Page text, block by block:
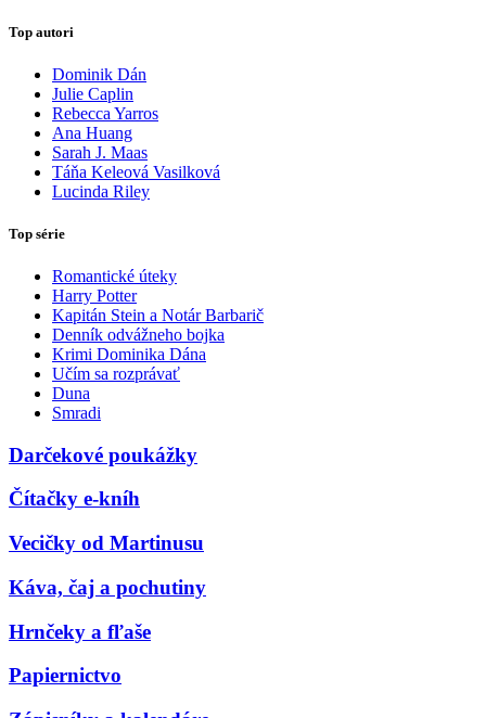
Top autori
Dominik Dán
Julie Caplin
Rebecca Yarros
Ana Huang
Sarah J. Maas
Táňa Keleová Vasilková
Lucinda Riley
Top série
Romantické úteky
Harry Potter
Kapitán Stein a Notár Barbarič
Denník odvážneho bojka
Krimi Dominika Dána
Učím sa rozprávať
Duna
Smradi
Darčekové poukážky
Čítačky e-kníh
Vecičky od Martinusu
Káva, čaj a pochutiny
Hrnčeky a fľaše
Papiernictvo